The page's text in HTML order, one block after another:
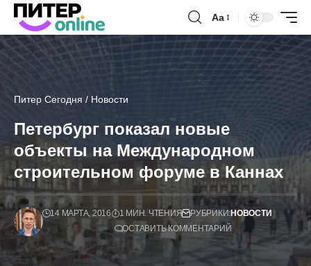
Аа
Питер Сегодня / Новости
Петербург показал новые
объекты на Международном
строительном форуме в Каннах
14 МАРТА, 2016 1 МИН. ЧТЕНИЯ РУБРИКИ:НОВОСТИ
ОСТАВИТЬ КОММЕНТАРИЙ